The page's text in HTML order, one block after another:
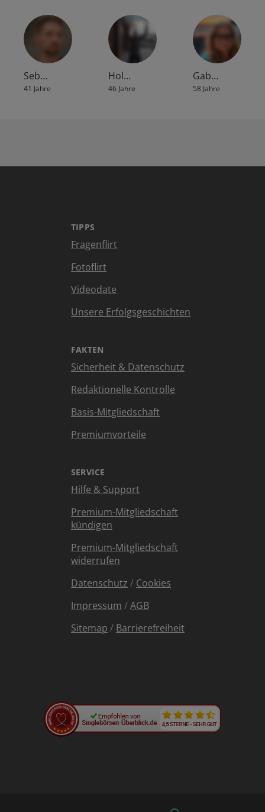
Seb…
41 Jahre
Hol…
46 Jahre
Gab…
58 Jahre
TIPPS
Fragenflirt
Fotoflirt
Videodate
Unsere Erfolgsgeschichten
FAKTEN
Sicherheit & Datenschutz
Redaktionelle Kontrolle
Basis-Mitgliedschaft
Premiumvorteile
SERVICE
Hilfe & Support
Premium-Mitgliedschaft
kündigen
Premium-Mitgliedschaft
widerrufen
Datenschutz / Cookies
Impressum /AGB
Sitemap / Barrierefreiheit